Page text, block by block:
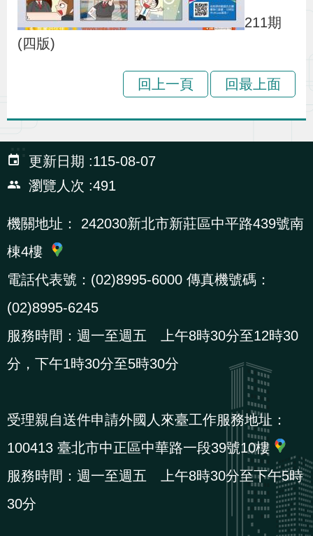
211期
(四版)
回上一頁 回最上面
:::
更新日期
115-08-07
瀏覽人次
491
機關地址：
242030新北市新莊區中平路439號南
棟4樓
電話代表號：(02)8995-6000 傳真機號碼：
(02)8995-6245
服務時間：週一至週五 上午8時30分至12時30
分，下午1時30分至5時30分
受理親自送件申請外國人來臺工作服務地址：
100413 臺北市中正區中華路一段39號10樓
服務時間：週一至週五 上午8時30分至下午5時
30分